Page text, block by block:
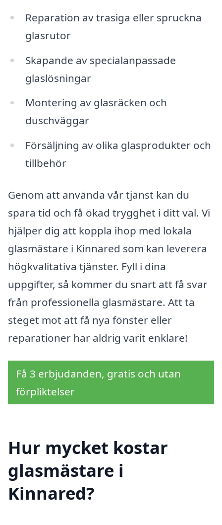
Reparation av trasiga eller spruckna
glasrutor
Skapande av specialanpassade
glaslösningar
Montering av glasräcken och
duschväggar
Försäljning av olika glasprodukter och
tillbehör
Genom att använda vår tjänst kan du
spara tid och få ökad trygghet i ditt val. Vi
hjälper dig att koppla ihop med lokala
glasmästare i Kinnared som kan leverera
högkvalitativa tjänster. Fyll i dina
uppgifter, så kommer du snart att få svar
från professionella glasmästare. Att ta
steget mot att få nya fönster eller
reparationer har aldrig varit enklare!
Få 3 erbjudanden, gratis och utan
förpliktelser
Hur mycket kostar
glasmästare i
Kinnared?